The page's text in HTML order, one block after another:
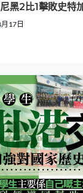
黑2比1擊敗史特
17日